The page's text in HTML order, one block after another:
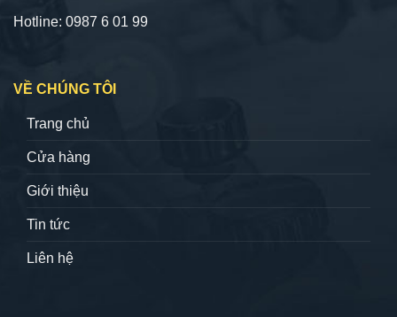
Hotline: 0987 6 01 99
VỀ CHÚNG TÔI
Trang chủ
Cửa hàng
Giới thiệu
Tin tức
Liên hệ